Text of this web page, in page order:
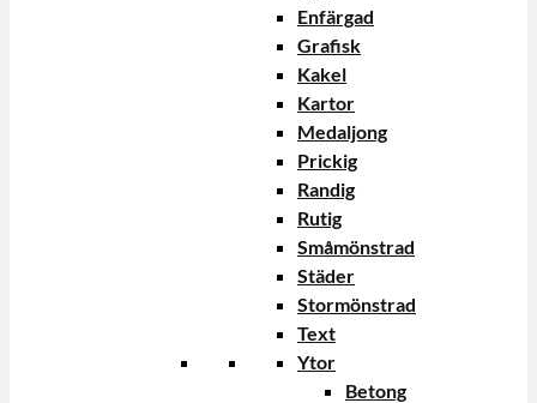
Enfärgad
Grafisk
Kakel
Kartor
Medaljong
Prickig
Randig
Rutig
Småmönstrad
Städer
Stormönstrad
Text
Ytor
Betong